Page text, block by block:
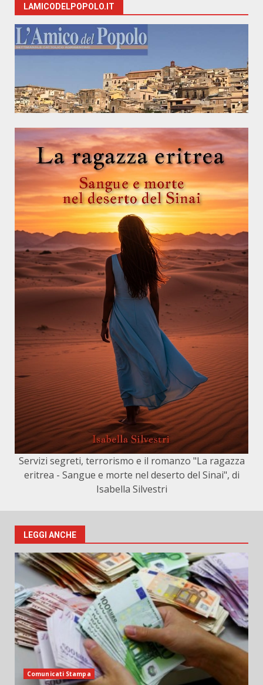
LAMICODELPOPOLO.IT
Servizi segreti, terrorismo e il romanzo "La ragazza
eritrea - Sangue e morte nel deserto del Sinai", di
Isabella Silvestri
LEGGI ANCHE
Comunicati Stampa